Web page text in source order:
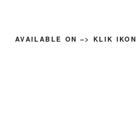
AVAILABLE ON –> KLIK IKON